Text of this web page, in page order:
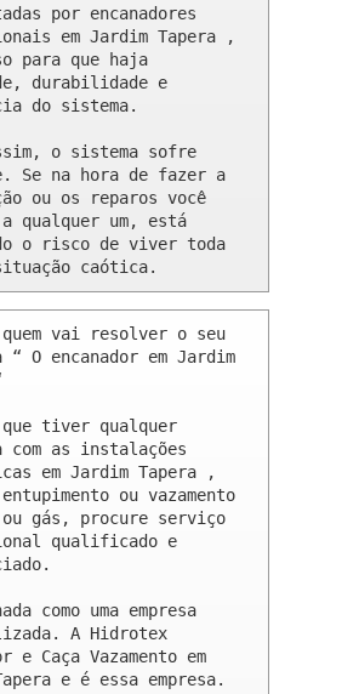
por encanadores
em Jardim Tapera ,
para que haja
durabilidade e
do sistema.
o sistema sofre
Se na hora de fazer a
ou os reparos você
qualquer um, está
o risco de viver toda
caótica.
quem vai resolver o seu
“ O encanador em Jardim
que tiver qualquer
com as instalações
em Jardim Tapera ,
ou vazamento
ou gás, procure serviço
qualificado e
como uma empresa
A Hidrotex
e Caça Vazamento em
e é essa empresa.